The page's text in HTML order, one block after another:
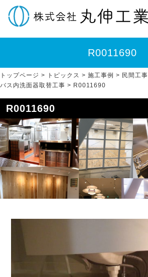
R0011690
トップページ > トピックス > 施工事例 > 民間工事
バス内洗面器取替工事 > R0011690
R0011690